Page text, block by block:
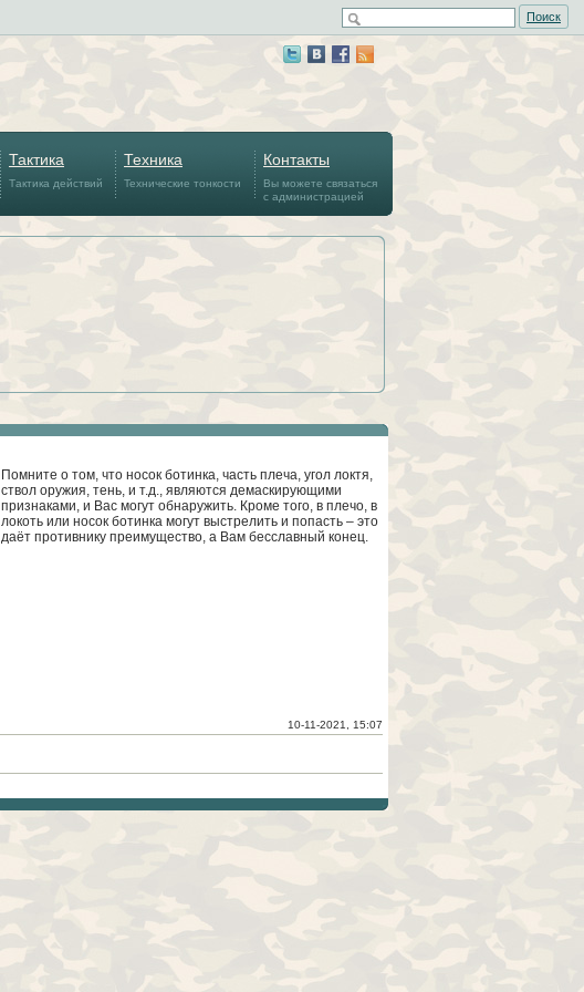
Поиск
Тактика
Тактика действий
Техника
Технические тонкости
Контакты
Вы можете связаться
с администрацией
10-11-2021, 15:07
Помните о том, что носок ботинка, часть плеча, угол локтя,
ствол оружия, тень, и т.д., являются демаскирующими
признаками, и Вас могут обнаружить. Кроме того, в плечо, в
локоть или носок ботинка могут выстрелить и попасть – это
даёт противнику преимущество, а Вам бесславный конец.